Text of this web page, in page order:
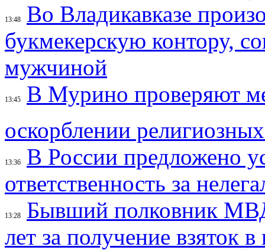
13:48
Во Владикавказе
букмекерскую контору,
мужчиной
13:45
В Мурино проверяют
оскорблении
13:36
В России предложено
ответственность за
13:28
Бывший полковник
лет за получение взяток